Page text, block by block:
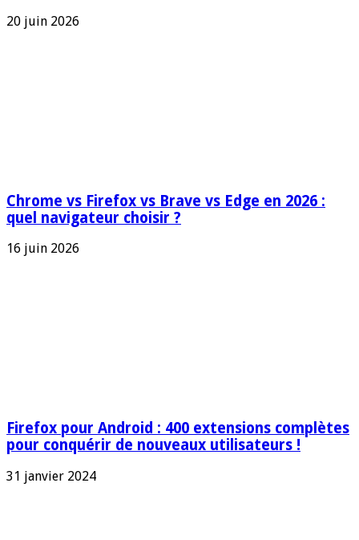
20 juin 2026
Chrome vs Firefox vs Brave vs Edge en 2026 :
quel navigateur choisir ?
16 juin 2026
Firefox pour Android : 400 extensions complètes
pour conquérir de nouveaux utilisateurs !
31 janvier 2024